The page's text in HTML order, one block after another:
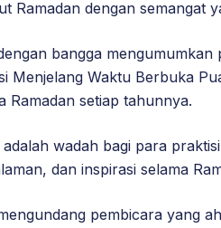
Ramadan dengan semangat
bangga
Menjelang Waktu Berbuka
Ramadan setiap tahunnya.
adalah wadah bagi para
dan inspirasi selama
pembicara yang